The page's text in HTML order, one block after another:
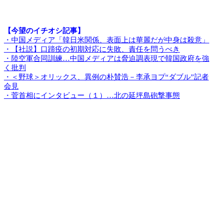
【今望のイチオシ記事】
・中国メディア「韓日米関係、表面上は華麗だが中身は殺意」
・【社説】口蹄疫の初期対応に失敗、責任を問うべき
・陸空軍合同訓練…中国メディアは脅迫調表現で韓国政府を強
く批判
・＜野球＞オリックス、異例の朴賛浩－李承ヨプ“ダブル”記者
会見
・菅首相にインタビュー（１）…北の延坪島砲撃事態